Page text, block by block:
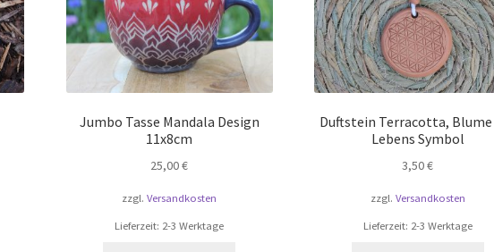
Jumbo Tasse Mandala Design
11x8cm
25,00€
zzgl.Versandkosten
Lieferzeit: 2-3 Werktage
Duftstein Terracotta, Blume
Lebens Symbol
3,50€
zzgl. Versandkosten
Lieferzeit: 2-3 Werktage